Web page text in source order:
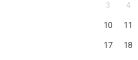
3 4
10 11
17 18